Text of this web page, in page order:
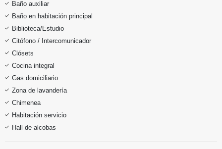
Baño auxiliar
Baño en habitación principal
Biblioteca/Estudio
Citófono / Intercomunicador
Clósets
Cocina integral
Gas domiciliario
Zona de lavandería
Chimenea
Habitación servicio
Hall de alcobas